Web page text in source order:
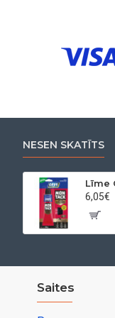
NESEN SKATĪTS
6,05€
Saites